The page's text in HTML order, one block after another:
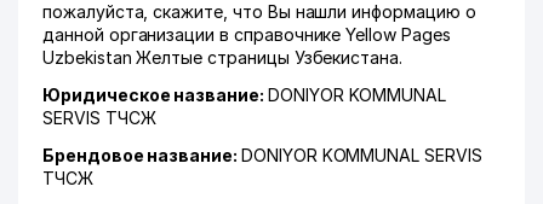
пожалуйста, скажите, что Вы нашли информацию о
данной организации в справочнике Yellow Pages
Uzbekistan Желтые страницы Узбекистана.
Юридическое название: DONIYOR KOMMUNAL
SERVIS ТЧСЖ
Брендовое название: DONIYOR KOMMUNAL SERVIS
ТЧСЖ